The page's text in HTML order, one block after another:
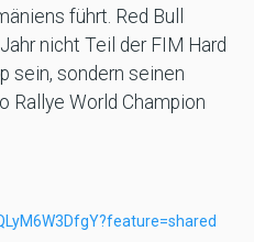
führt. Red Bull
nicht Teil der FIM Hard
sein, sondern seinen
Rallye World Champion